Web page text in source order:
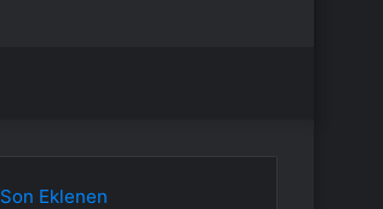
Son Eklenen